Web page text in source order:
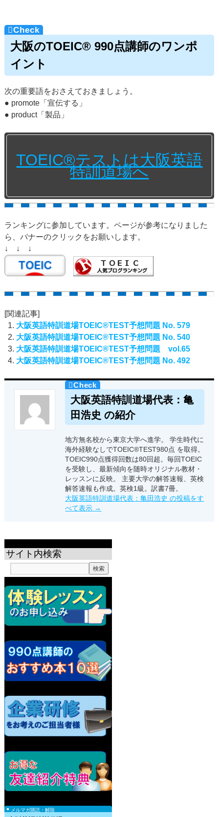
大阪のTOEIC® 990点講師のワンポ
イント
次の重要語をおさえておきましょう。
● promote「宣伝する」
● product「製品」
TOEIC®テストは大阪英語
特訓道場へ
ランキングに参加しています。ページが参考になりました
ら、バナーのクリックをお願いします。
↓ ↓ ↓
[関連記事]
大阪英語特訓道場TOEIC®TEST予想問題 No. 579
大阪英語特訓道場TOEIC®TEST予想問題 No. 540
大阪英語特訓道場TOEIC®TEST予想問題 vol.65
大阪英語特訓道場TOEIC®TEST予想問題 No. 492
大阪英語特訓道場代表：亀
田浩史 の紹介
地方無名校から東京大学へ進学。 学生時代に
海外経験なしでTOEIC®TEST980点 を取得。
TOEIC990点獲得回数は80回超。毎回TOEIC
を受験し、最新傾向を随時オリジナル教材・
レッスンに反映。 主要大学の解答速報、英検
解答速報も作成。英検1級。訳書7冊。
大阪英語特訓道場代表：亀田浩史 の投稿をす
べて表示 →
サイト内検索
メルマガ購読・解除